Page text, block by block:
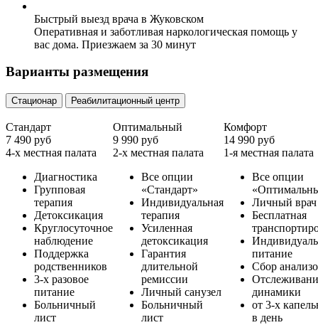
Быстрый выезд врача в Жуковском
Оперативная и заботливая наркологическая помощь у
вас дома. Приезжаем за 30 минут
Варианты размещения
Стационар Реабилитационный центр
Стандарт
7 490 руб
4-х местная палата
Диагностика
Групповая
терапия
Детоксикация
Круглосуточное
наблюдение
Поддержка
родственников
3-х разовое
питание
Больничный
лист
Оптимальный
9 990 руб
2-х местная палата
Все опции
«Стандарт»
Индивидуальная
терапия
Усиленная
детоксикация
Гарантия
длительной
ремиссии
Личный санузел
Больничный
лист
Комфорт
14 990 руб
1-я местная палата
Все опции
Личный врач
Бесплатная
питание
Сбор
динамики
от 3-х
в день